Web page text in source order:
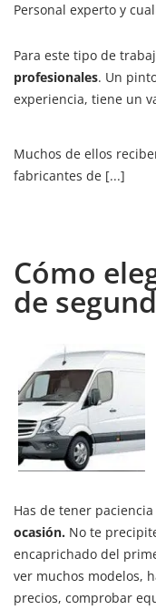
Personal experto y
Para este tipo de
profesionales. Un
experiencia, tiene un
Muchos de ellos
fabricantes de [...]
Cómo
de
Has de tener
ocasión. No te
encaprichado del
ver muchos modelos,
precios, comprobar